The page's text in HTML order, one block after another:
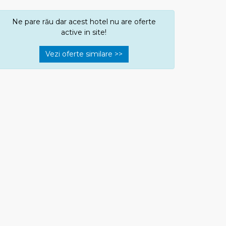
Ne pare rău dar acest hotel nu are oferte
active in site!
Vezi oferte similare >>